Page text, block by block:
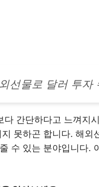
선물로 달러 투자
다 간단하다고 느껴지
못하곤 합니다. 해
수 있는 분야입니다.